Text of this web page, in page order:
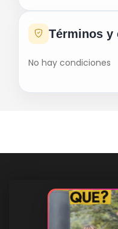
Términos y
No hay condiciones